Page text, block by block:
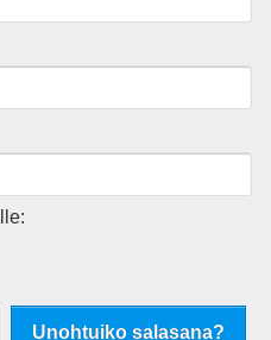
Unohtuiko salasana?